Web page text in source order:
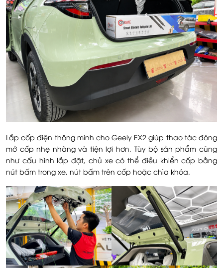
Lắp cốp điện thông minh cho Geely EX2 giúp thao tác đóng
mở cốp nhẹ nhàng và tiện lợi hơn. Tùy bộ sản phẩm cũng
như cấu hình lắp đặt, chủ xe có thể điều khiển cốp bằng
nút bấm trong xe, nút bấm trên cốp hoặc chìa khóa.